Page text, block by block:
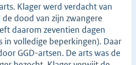
Klager werd verdacht van
dood van zijn zwangere
daarom zeventien dagen
in volledige beperkingen). Daar
GGD-artsen. De arts was de